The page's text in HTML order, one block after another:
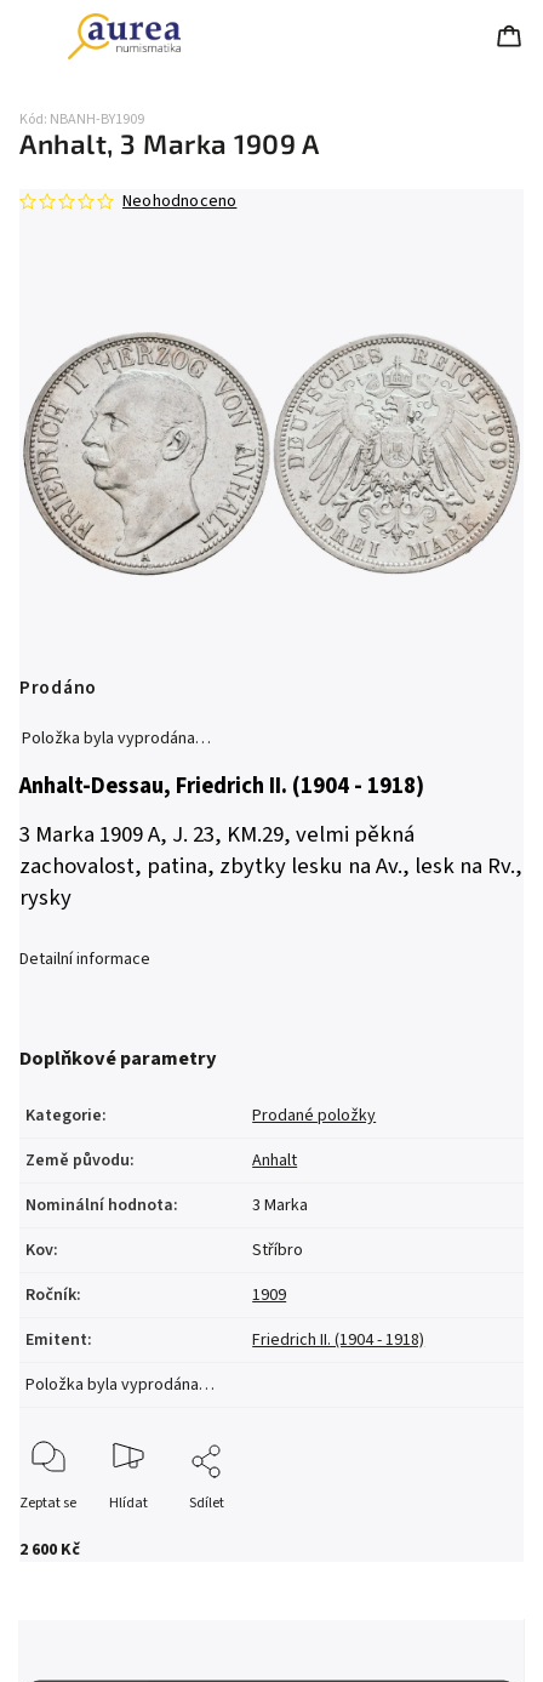
Anhalt, 3 Marka 1909 A
Kód: NBANH-BY1909
Neohodnoceno
2 600 Kč
Prodáno
Položka byla vyprodána…
Anhalt-Dessau, Friedrich II. (1904 - 1918)
3 Marka 1909 A, J. 23, KM.29, velmi pěkná
zachovalost, patina, zbytky lesku na Av., lesk na Rv.,
rysky
Detailní informace
Doplňkové parametry
Kategorie:
Prodané položky
Země původu:
Anhalt
Nominální hodnota:
3 Marka
Kov:
Stříbro
Ročník:
1909
Emitent:
Friedrich II. (1904 - 1918)
Položka byla vyprodána…
Zeptat se Hlídat Sdílet